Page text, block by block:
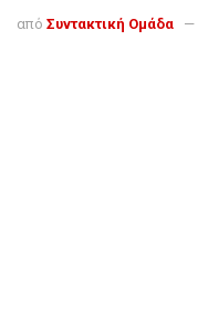
από Συντακτική Ομάδα